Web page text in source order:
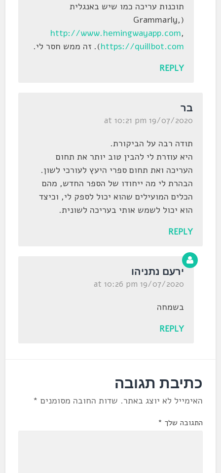
תוכנות עריכה כמו שיש באנגלית
(Grammarly,
http://www.hemingwayapp.com,
https://quillbot.com). זה ממש חסר לי.
REPLY
בר
19/07/2020 at 10:21 pm
תודה רבה על הביקורת.
היא עוזרת לי להבין טוב יותר את תחום
העריכה ואת תחום ספרי היעץ לעורכי לשון.
הבהרת לי מה ייחודו של הספר החדש, מהם
הכלים המועילים שהוא יכול לספק לי, וכיצד
הוא יכול לשמש אותי בעריכה לשונית.
REPLY
ירעם נתניהו
19/07/2020 at 10:26 pm
בשמחה
REPLY
כתיבת תגובה
האימייל לא יוצג באתר. שדות החובה מסומנים *
התגובה שלך *